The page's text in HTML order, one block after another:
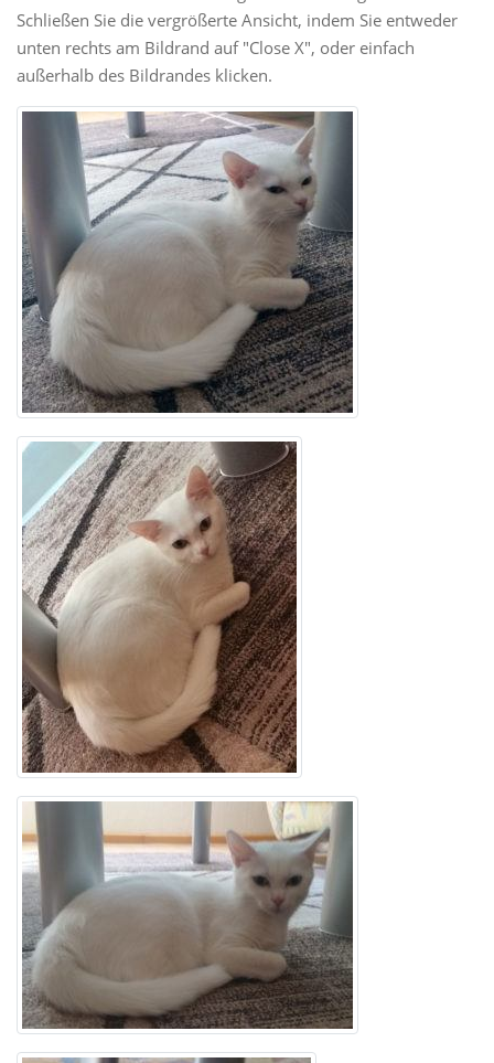
Schließen Sie die vergrößerte Ansicht, indem Sie entweder
unten rechts am Bildrand auf "Close X", oder einfach
außerhalb des Bildrandes klicken.